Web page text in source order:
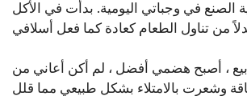
الصنع في وجباتي اليومية. بدأت في الأكل
، أصبح هضمي أفضل ، لم أكن أعاني من
وشعرت بالامتلاء بشكل طبيعي مما قلل